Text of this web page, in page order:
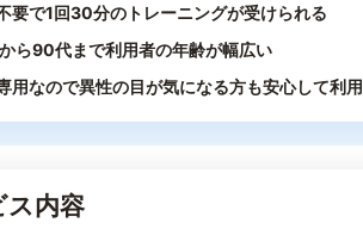
要で1回30分のトレーニングが受けられる
ら90代まで利用者の年齢が幅広い
用なので異性の目が気になる方も安心して利
ス内容